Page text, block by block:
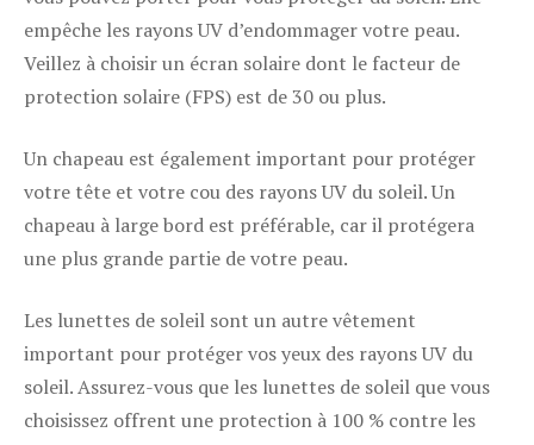
empêche les rayons UV d’endommager votre peau.
Veillez à choisir un écran solaire dont le facteur de
protection solaire (FPS) est de 30 ou plus.
Un chapeau est également important pour protéger
votre tête et votre cou des rayons UV du soleil. Un
chapeau à large bord est préférable, car il protégera
une plus grande partie de votre peau.
Les lunettes de soleil sont un autre vêtement
important pour protéger vos yeux des rayons UV du
soleil. Assurez-vous que les lunettes de soleil que vous
choisissez offrent une protection à 100 % contre les